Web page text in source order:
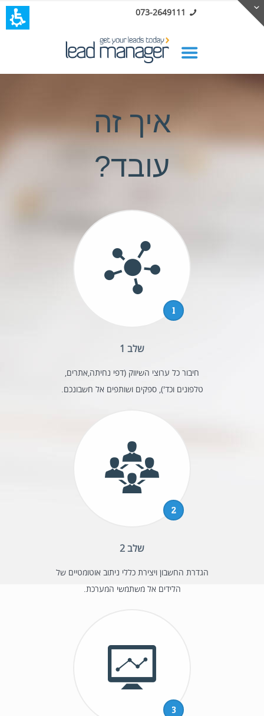
073-2649111
איך זה
עובד?
1
שלב 1
חיבור כל ערוצי השיווק (דפי נחיתה,אתרים,
טלפונים וכד'), ספקים ושותפים אל חשבונכם.
2
שלב 2
הגדרת החשבון ויצירת כללי ניתוב אוטומטיים של
הלידים אל משתמשי המערכת.
3